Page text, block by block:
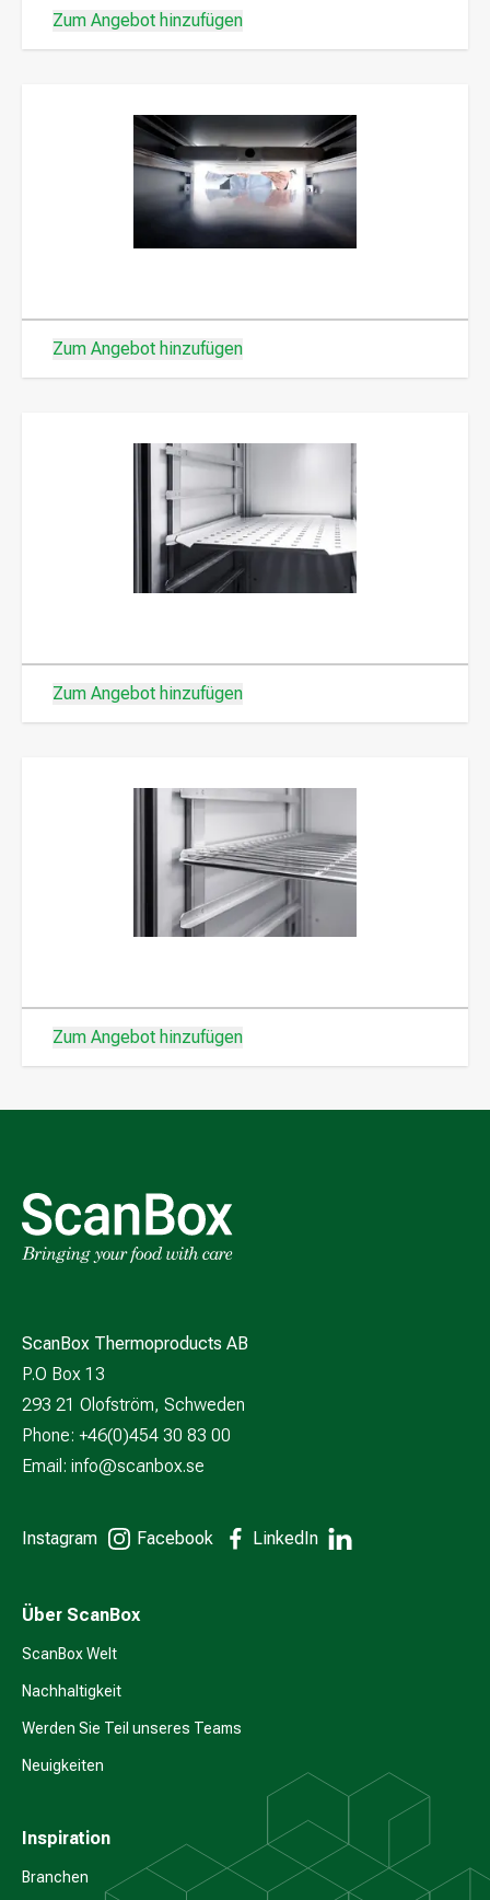
Zum Angebot hinzufügen
Zum Angebot hinzufügen
Zum Angebot hinzufügen
Zum Angebot hinzufügen
ScanBox Thermoproducts AB
P.O Box 13
293 21 Olofström, Schweden
Phone: +46(0)454 30 83 00
Email: info@scanbox.se
Instagram Facebook LinkedIn
Über ScanBox
ScanBox Welt
Nachhaltigkeit
Werden Sie Teil unseres Teams
Neuigkeiten
Inspiration
Branchen